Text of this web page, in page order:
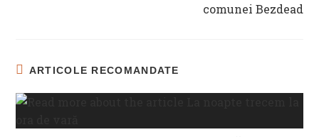
comunei Bezdead
ARTICOLE RECOMANDATE